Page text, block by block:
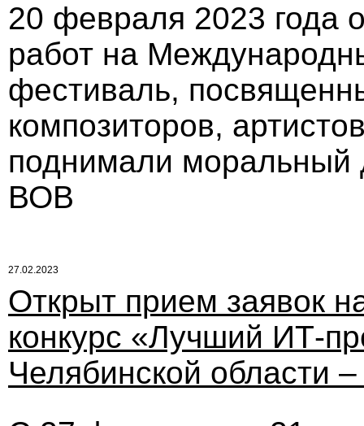
20 февраля 2023 года
работ на
фестиваль,
композиторов,
поднимали моральный
ВОВ
27.02.2023
Открыт прием заявок
конкурс «Лучший ИТ-
Челябинской области